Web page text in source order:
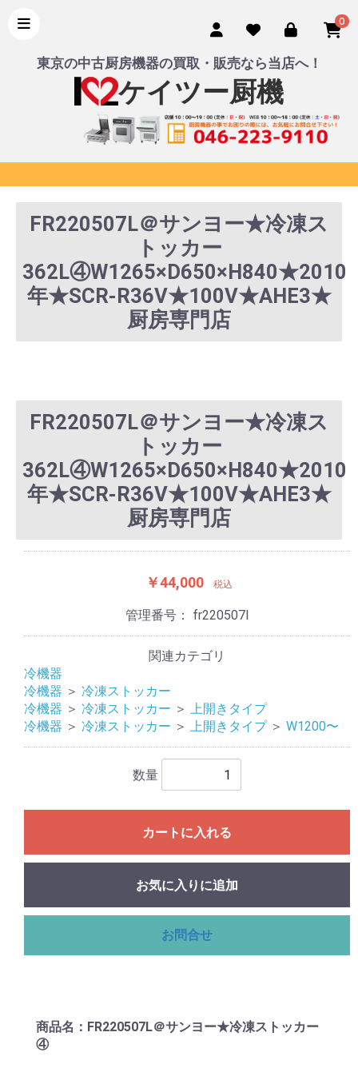
0
東京の中古厨房機器の買取・販売なら当店へ！
ケイツー厨機
FR220507L＠サンヨー★冷凍ス
トッカー
362L④W1265×D650×H840★2010
年★SCR-R36V★100V★AHE3★
厨房専門店
FR220507L＠サンヨー★冷凍ス
トッカー
362L④W1265×D650×H840★2010
年★SCR-R36V★100V★AHE3★
厨房専門店
￥44,000 税込
管理番号： fr220507l
関連カテゴリ
冷機器
冷機器 ＞ 冷凍ストッカー
冷機器 ＞ 冷凍ストッカー ＞ 上開きタイプ
冷機器 ＞ 冷凍ストッカー ＞ 上開きタイプ ＞ W1200〜
数量
カートに入れる
お気に入りに追加
お問合せ
商品名：FR220507L＠サンヨー★冷凍ストッカー
④